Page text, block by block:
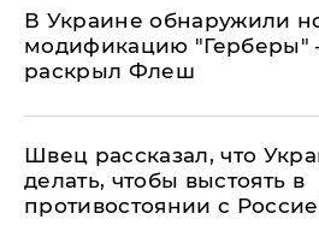
В Украине обнаружили
модификацию "Герберы"
раскрыл Флеш
Швец рассказал, что
делать, чтобы выстоять в
противостоянии с